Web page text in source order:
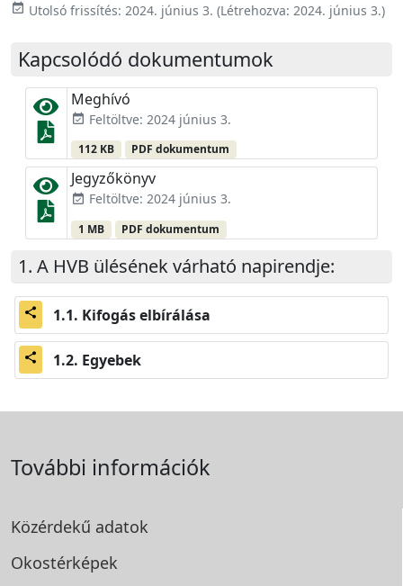
event_available Utolsó frissítés: 2024. június 3. (Létrehozva: 2024. június 3.)
Kapcsolódó dokumentumok
Meghívó
event_available Feltöltve: 2024 június 3.
112 KB PDF dokumentum
Jegyzőkönyv
event_available Feltöltve: 2024 június 3.
1 MB PDF dokumentum
A HVB ülésének várható napirendje:
share Kifogás elbírálása
share Egyebek
További információk
Közérdekű adatok
Okostérképek